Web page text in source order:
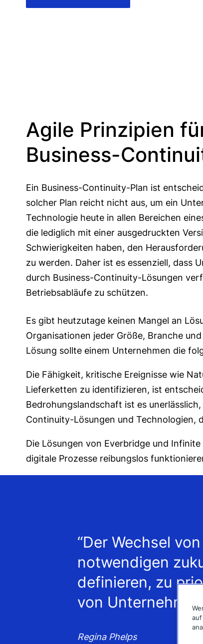
Agile Prinzipien
Business-
Ein Business-Continuity-Plan ist
solcher Plan reicht nicht aus, um ein
Technologie heute in allen Bereichen
die lediglich mit einer ausgedruckten
Schwierigkeiten haben, den
zu werden. Daher ist es essenziell, dass
durch Business-Continuity-Lösungen
Betriebsabläufe zu schützen.
Es gibt heutzutage keinen Mangel an
Organisationen jeder Größe, Branche
Lösung sollte einem Unternehmen die
Die Fähigkeit, kritische Ereignisse wie
Lieferketten zu identifizieren, ist
Bedrohungslandschaft ist es
Continuity-Lösungen und Technologien,
Die Lösungen von Everbridge und
digitale Prozesse reibungslos
“Der Wechsel
notwendigen
definieren, zu
von
Regina Phelps